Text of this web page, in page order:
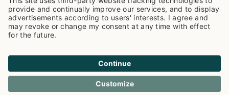
auf der Grundlage von8.959Rezensionen ausgezeichnet.
Cookie info Datenschutzerklarüng
Impressum
Versandkosten